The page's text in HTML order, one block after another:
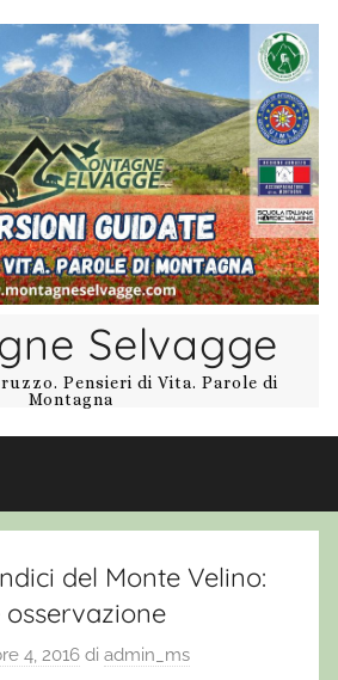
Selvagge
Pensieri di Vita. Parole di
Montagna
del Monte Velino:
osservazione
4, 2016 di admin_ms